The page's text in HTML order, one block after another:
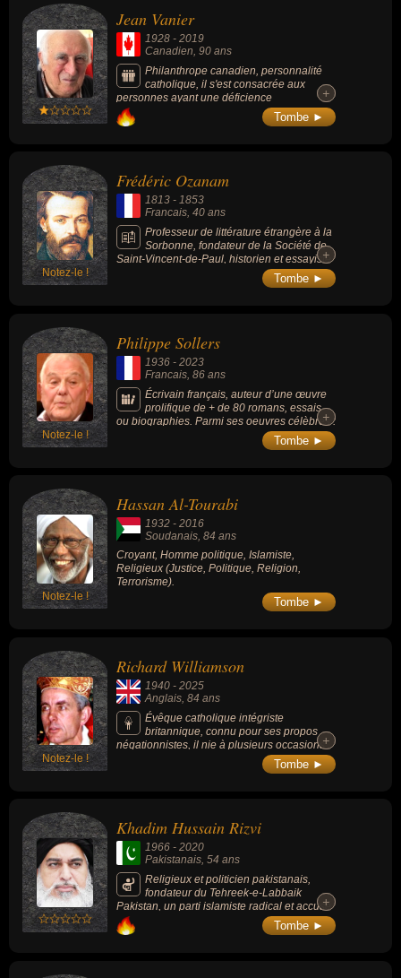
Jean Vanier
1928 - 2019
Canadien , 90 ans
Philanthrope canadien, personnalité
catholique, il s'est consacrée aux
personnes ayant une déficience
intellectuelle : il crée la Communauté de
l'Arche en 1964, fonde en 1968 l'association
+
+
Tombe ►
Notez-le !
Frédéric Ozanam
1813 - 1853
Francais, 40 ans
Professeur de littérature étrangère à la
Sorbonne, fondateur de la Société de
Saint-Vincent-de-Paul, historien et essayiste
catholique français, il a été béatifié par le
+
+
Tombe ►
Notez-le !
Philippe Sollers
1936 - 2023
Francais, 86 ans
Écrivain français, auteur d’une œuvre
prolifique de + de 80 romans, essais
ou biographies. Parmi ses oeuvres célèbres :
« Paradis » (1981), « Femmes » (1983), «
Paradis II » (1986) ou « La Guerre du goût »
+
+
Tombe ►
Notez-le !
Hassan Al-Tourabi
1932 - 2016
Soudanais, 84 ans
Croyant, Homme politique, Islamiste,
Religieux (Justice, Politique, Religion,
Terrorisme).
Tombe ►
Notez-le !
Richard Williamson
1940 - 2025
Anglais, 84 ans
Évêque catholique intégriste
britannique, connu pour ses propos
négationnistes, il nie à plusieurs occasions
l'existence des chambres à gaz nazies,
accuse les autorités américaines d'avoir
créateurs de la Covid-19.
+
+
Tombe ►
Khadim Hussain Rizvi
1966 - 2020
Pakistanais, 54 ans
Religieux et politicien pakistanais,
fondateur du Tehreek-e-Labbaik
Pakistan, un parti islamiste radical et accusé
de violences, qu'il dirige de 2015 à 2020.
+
+
Tombe ►